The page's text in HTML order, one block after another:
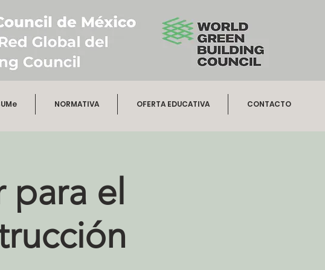
NORMATIVA OFERTA EDUCATIVA CONTACTO
el